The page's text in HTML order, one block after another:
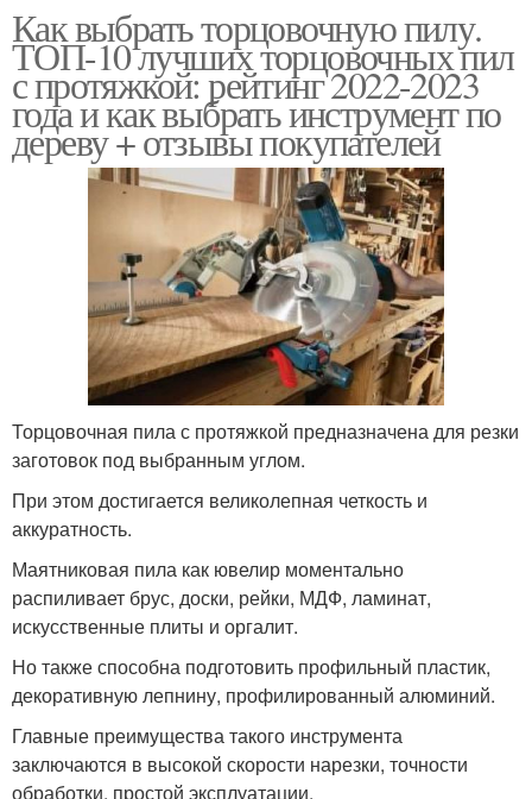
Как выбрать торцовочную пилу.
ТОП-10 лучших торцовочных пил
с протяжкой: рейтинг 2022-2023
года и как выбрать инструмент по
дереву + отзывы покупателей
Торцовочная пила с протяжкой предназначена для резки
заготовок под выбранным углом.
При этом достигается великолепная четкость и
аккуратность.
Маятниковая пила как ювелир моментально
распиливает брус, доски, рейки, МДФ, ламинат,
искусственные плиты и оргалит.
Но также способна подготовить профильный пластик,
декоративную лепнину, профилированный алюминий.
Главные преимущества такого инструмента
заключаются в высокой скорости нарезки, точности
обработки, простой эксплуатации.